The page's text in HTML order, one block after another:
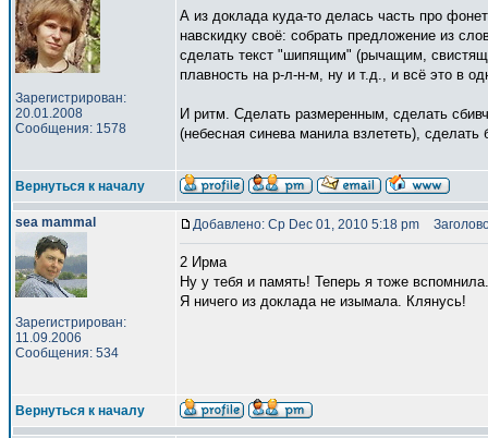
Зарегистрирован:
20.01.2008
Сообщения: 1578
А из доклада куда-то делась часть про
навскидку своё: собрать предложение из
сделать текст "шипящим" (рычащим,
плавность на р-л-н-м, ну и т.д., и всё это в
И ритм. Сделать размеренным, сделать
(небесная синева манила взлететь),
Вернуться к началу
sea mammal
Зарегистрирован:
11.09.2006
Сообщения: 534
Добавлено: Ср Dec 01, 2010 5:18 pm
2 Ирма
Ну у тебя и память! Теперь я тоже вспомнила.
Я ничего из доклада не изымала. Клянусь!
Вернуться к началу